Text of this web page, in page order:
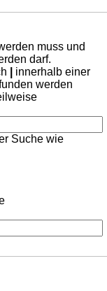
muss und
darf.
innerhalb einer
werden
Suche wie